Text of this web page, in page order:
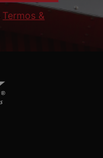
Termos &